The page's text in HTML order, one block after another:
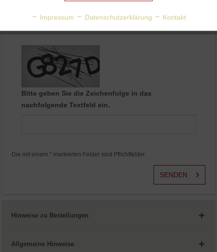
Bitte geben Sie die Zeichenfolge in das
nachfolgende Textfeld ein.
Die mit einem * markierten Felder sind Pflichtfelder.
SENDEN
Hinweise zu Bestellungen
Allgemeine Hinweise
Personalisierung
Impressum Datenschutzerklärung Kontakt